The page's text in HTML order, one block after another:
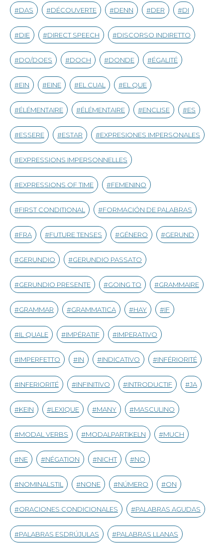
DAS DÉCOUVERTE DENN DER DI
DIE DIRECT SPEECH DISCORSO INDIRETTO
DO/DOES DOCH DONDE ÉGALITÉ
EIN EINE EL CUAL EL QUE
ÉLÉMENTAIRE ÉLÉMENTAIRE ENCLISE ES
ESSERE ESTAR EXPRESIONES IMPERSONALES
EXPRESSIONS IMPERSONNELLES
EXPRESSIONS OF TIME FEMENINO
FIRST CONDITIONAL FORMACIÓN DE PALABRAS
FRA FUTURE TENSES GÉNERO GERUND
GERUNDIO GERUNDIO PASSATO
GERUNDIO PRESENTE GOING TO GRAMMAIRE
GRAMMAR GRAMMATICA HAY IF
IL QUALE IMPÉRATIF IMPERATIVO
IMPERFETTO IN INDICATIVO INFÉRIORITÉ
INFERIORITÉ INFINITIVO INTRODUCTIF JA
KEIN LEXIQUE MANY MASCULINO
MODAL VERBS MODALPARTIKELN MUCH
NE NÉGATION NICHT NO
NOMINALSTIL NONE NÚMERO ON
ORACIONES CONDICIONALES PALABRAS AGUDAS
PALABRAS ESDRÚJULAS PALABRAS LLANAS